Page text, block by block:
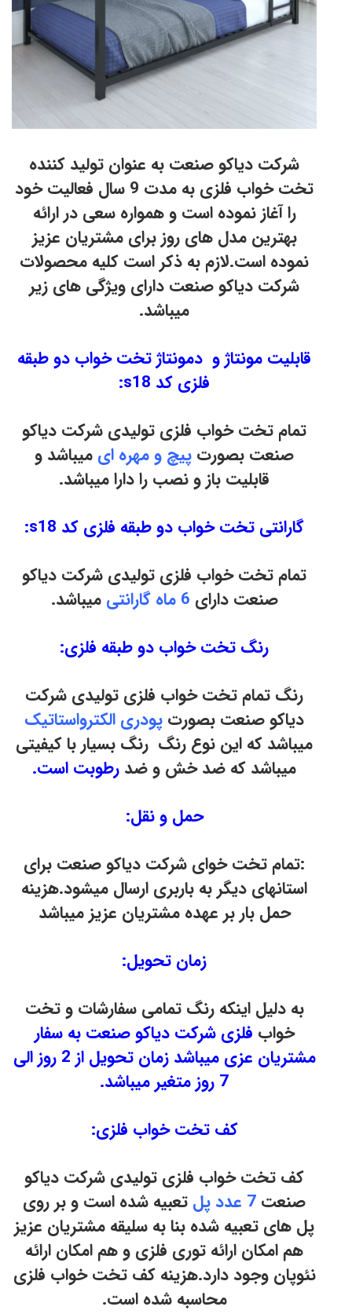
شرکت دیاکو صنعت به عنوان تولید کننده
تخت خواب فلزی به مدت 9 سال فعالیت خود
را آغاز نموده است و همواره سعی در ارائه
بهترین مدل های روز برای مشتریان عزیز
نموده است.لازم به ذکر است کلیه محصولات
شرکت دیاکو صنعت دارای ویژگی های زیر
میباشد.
قابلیت مونتاژ و دمونتاژ تخت خواب دو طبقه
فلزی کد s18:
تمام تخت خواب فلزی تولیدی شرکت دیاکو
صنعت بصورت پیچ و مهره ای میباشد و
قابلیت باز و نصب را دارا میباشد.
گارانتی تخت خواب دو طبقه فلزی کد s18:
تمام تخت خواب فلزی تولیدی شرکت دیاکو
صنعت دارای 6 ماه گارانتی
میباشد.
رنگ تخت خواب دو طبقه فلزی:
رنگ تمام تخت خواب فلزی تولیدی شرکت
دیاکو صنعت بصورت پودری الکترواستاتیک
میباشد که این نوع رنگ رنگ بسیار با کیفیتی
میباشد که ضد خش و ضد رطوبت است.
حمل و نقل:
:تمام تخت خوای شرکت دیاکو صنعت برای
استانهای دیگر به باربری ارسال میشود.هزینه
حمل بار بر عهده مشتریان عزیز میباشد
زمان تحویل:
به دلیل اینکه رنگ تمامی سفارشات و تخت
خواب فلزی شرکت دیاکو صنعت به سفار
مشتریان عزی میباشد زمان تحویل از 2 روز الی
7 روز متغیر میباشد.
کف تخت خواب فلزی:
کف تخت خواب فلزی تولیدی شرکت دیاکو
صنعت 7 عدد پل
تعبیه شده است و بر روی
پل های تعبیه شده بنا به سلیقه مشتریان عزیز
هم امکان ارائه توری فلزی و هم امکان ارائه
نئوپان وجود دارد.هزینه کف تخت خواب فلزی
محاسبه شده است.